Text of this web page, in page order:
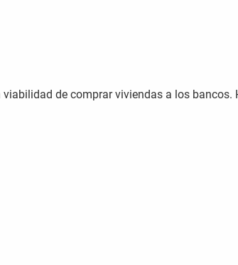
de comprar viviendas a los bancos.